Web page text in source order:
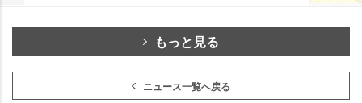
もっと見る
ニュース一覧へ戻る